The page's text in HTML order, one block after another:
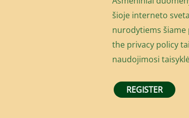
šioje interneto
nurodytiems
the privacy policy
naudojimosi
REGISTER